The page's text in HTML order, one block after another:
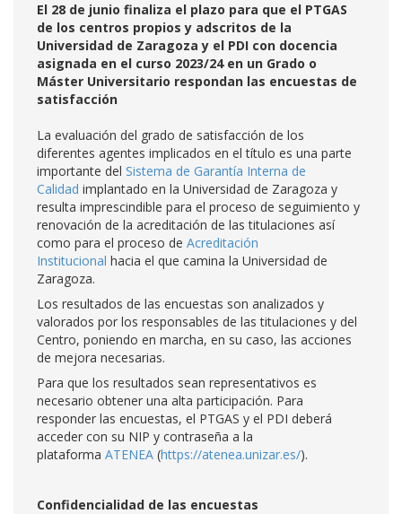
El 28 de junio finaliza el plazo para que el PTGAS
de los centros propios y adscritos de la
Universidad de Zaragoza y el PDI con docencia
asignada en el curso 2023/24 en un Grado o
Máster Universitario respondan las encuestas de
satisfacción
La evaluación del grado de satisfacción de los
diferentes agentes implicados en el título es una parte
importante del Sistema de Garantía Interna de
Calidad implantado en la Universidad de Zaragoza y
resulta imprescindible para el proceso de seguimiento y
renovación de la acreditación de las titulaciones así
como para el proceso de Acreditación
Institucional hacia el que camina la Universidad de
Zaragoza.
Los resultados de las encuestas son analizados y
valorados por los responsables de las titulaciones y del
Centro, poniendo en marcha, en su caso, las acciones
de mejora necesarias.
Para que los resultados sean representativos es
necesario obtener una alta participación. Para
responder las encuestas, el PTGAS y el PDI deberá
acceder con su NIP y contraseña a la
plataforma ATENEA (https://atenea.unizar.es/).
Confidencialidad de las encuestas